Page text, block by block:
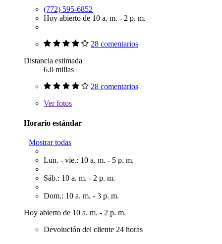
(772) 595-6852
Hoy abierto de 10 a. m. - 2 p. m.
28 comentarios
Distancia estimada
6.0 millas
28 comentarios
Verfotos
Horario estándar
Mostrar todas
Lun. - vie.: 10 a. m. - 5 p. m.
Sáb.: 10 a. m. - 2 p. m.
Dom.: 10 a. m. - 3 p. m.
Hoy abierto de 10 a. m. - 2 p. m.
Devolución del cliente 24 horas